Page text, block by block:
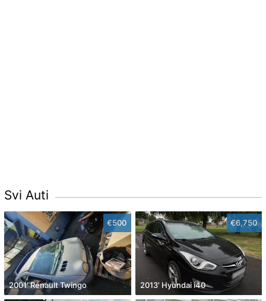
Svi Auti
€500
2001' Renault Twingo
€6,750
2013' Hyundai i40